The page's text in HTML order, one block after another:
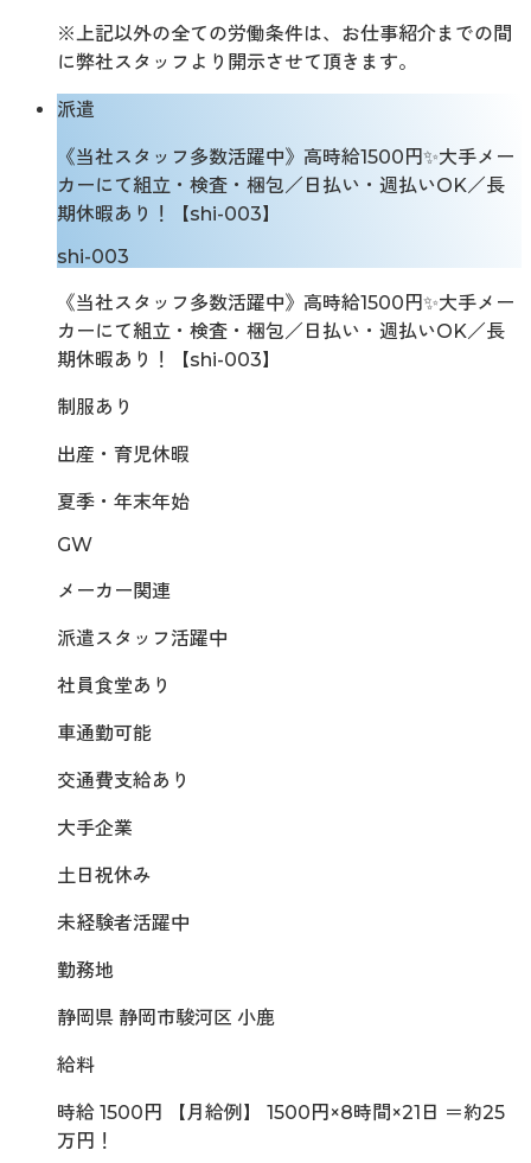
※上記以外の全ての労働条件は、お仕事紹介までの間
に弊社スタッフより開示させて頂きます。
派遣
《当社スタッフ多数活躍中》高時給1500円✨大手メー
カーにて組立・検査・梱包／日払い・週払いOK／長
期休暇あり！【shi-003】
shi-003
《当社スタッフ多数活躍中》高時給1500円✨大手メー
カーにて組立・検査・梱包／日払い・週払いOK／長
期休暇あり！【shi-003】
制服あり
出産・育児休暇
夏季・年末年始
GW
メーカー関連
派遣スタッフ活躍中
社員食堂あり
車通勤可能
交通費支給あり
大手企業
土日祝休み
未経験者活躍中
勤務地
静岡県 静岡市駿河区 小鹿
給料
時給 1500円 【月給例】 1500円×8時間×21日 ＝約25
万円！